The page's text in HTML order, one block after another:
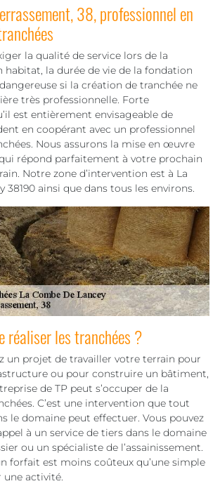
38, professionnel en
la qualité de service lors de la
habitat, la durée de vie de la fondation
si la création de tranchée ne
très professionnelle. Forte
est entièrement envisageable de
en coopérant avec un professionnel
Nous assurons la mise en œuvre
répond parfaitement à votre prochain
Notre zone d’intervention est à La
38190 ainsi que dans tous les environs.
réaliser les tranchées ?
un projet de travailler votre terrain pour
ou pour construire un bâtiment,
de TP peut s’occuper de la
C’est une intervention que tout
le domaine peut effectuer. Vous pouvez
à un service de tiers dans le domaine
ou un spécialiste de l’assainissement.
forfait est moins coûteux qu’une simple
activité.